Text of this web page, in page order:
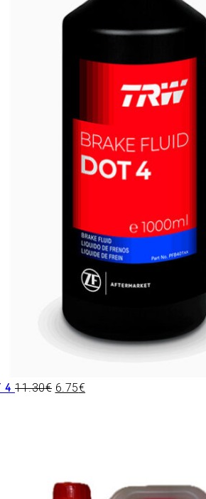
4 11.30€ 6.75€